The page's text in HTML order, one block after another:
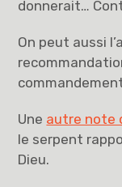
donnerait…
On peut aussi
Une autre note
le serpent
Dieu.